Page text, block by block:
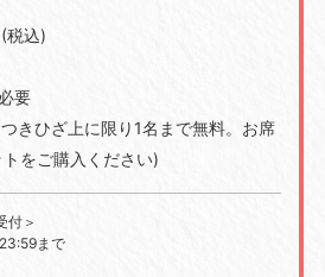
税込)
要
きひざ上に限り1名まで無料。お席
をご購入ください)
付＞
まで